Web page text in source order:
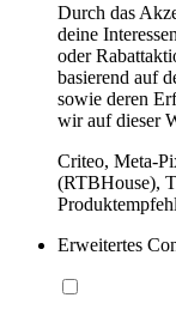
Durch das
deine
oder
basierend auf
sowie deren
wir auf dieser
Criteo, Meta-
(RTBHouse),
Erweitertes